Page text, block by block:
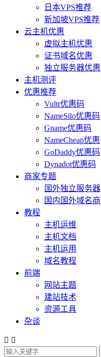
日本VPS推荐
新加坡VPS推荐
云主机优惠
虚拟主机优惠
证书域名优惠
独立服务器优惠
主机测评
优惠推荐
Vultr优惠码
NameSilo优惠码
Gname优惠码
NameCheap优惠
GoDaddy优惠码
Dynadot优惠码
商家专题
国外独立服务器
国内国外域名商
教程
主机运维
主机文档
主机运用
域名教程
前端
网站主题
建站技术
资源工具
杂谈
 